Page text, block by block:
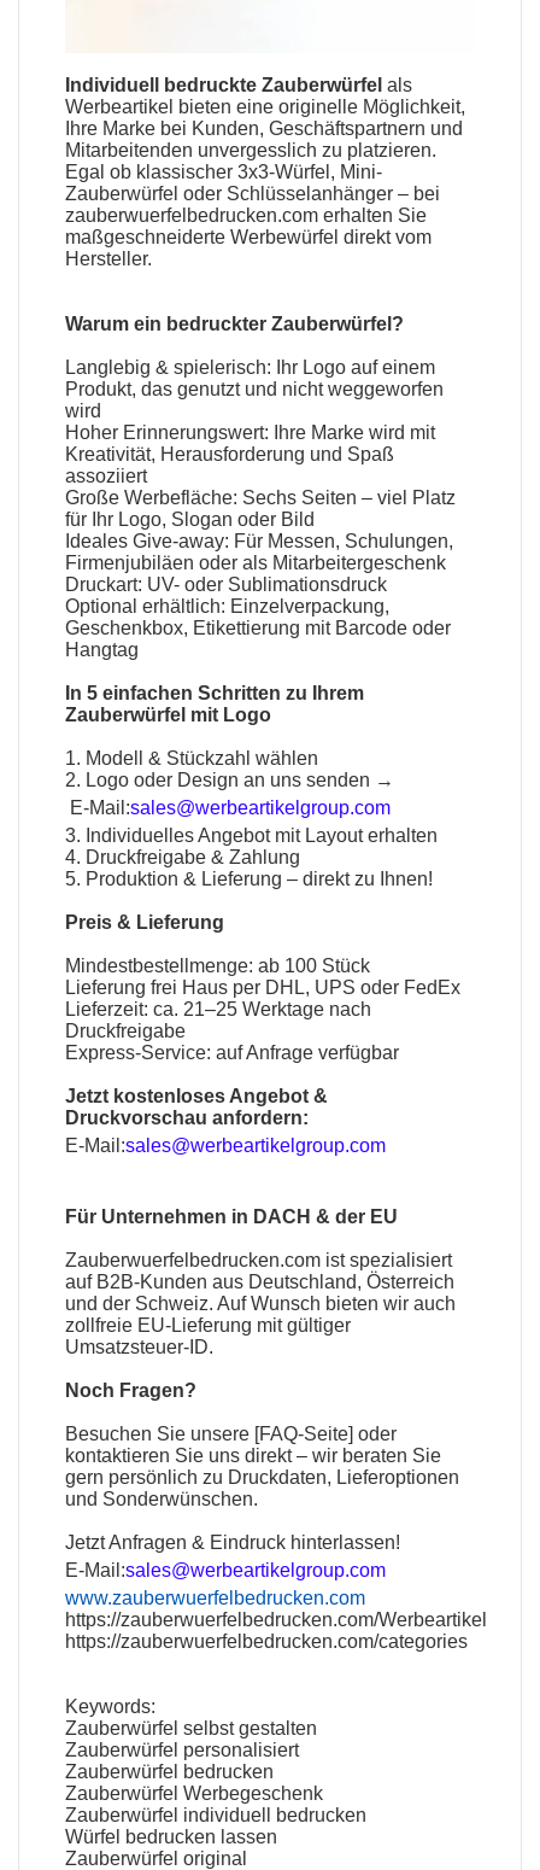
Individuell bedruckte Zauberwürfel als
Werbeartikel bieten eine originelle Möglichkeit,
Ihre Marke bei Kunden, Geschäftspartnern und
Mitarbeitenden unvergesslich zu platzieren.
Egal ob klassischer 3x3-Würfel, Mini-
Zauberwürfel oder Schlüsselanhänger – bei
zauberwuerfelbedrucken.com erhalten Sie
maßgeschneiderte Werbewürfel direkt vom
Hersteller.
Warum ein bedruckter Zauberwürfel ?
Langlebig & spielerisch: Ihr Logo auf einem
Produkt, das genutzt und nicht weggeworfen
wird
Hoher Erinnerungswert: Ihre Marke wird mit
Kreativität, Herausforderung und Spaß
assoziiert
Große Werbefläche: Sechs Seiten – viel Platz
für Ihr Logo, Slogan oder Bild
Ideales Give-away: Für Messen, Schulungen,
Firmenjubiläen oder als Mitarbeitergeschenk
Druckart: UV- oder Sublimationsdruck
Optional erhältlich: Einzelverpackung,
Geschenkbox, Etikettierung mit Barcode oder
Hangtag
In 5 einfachen Schritten zu Ihrem
Zauberwürfel mit Logo
1. Modell & Stückzahl wählen
2. Logo oder Design an uns senden →
E-Mail:sales@werbeartikelgroup.com
3. Individuelles Angebot mit Layout erhalten
4. Druckfreigabe & Zahlung
5. Produktion & Lieferung – direkt zu Ihnen!
Preis & Lieferung
Mindestbestellmenge: ab 100 Stück
Lieferung frei Haus per DHL, UPS oder FedEx
Lieferzeit: ca. 21–25 Werktage nach
Druckfreigabe
Express-Service: auf Anfrage verfügbar
Jetzt kostenloses Angebot &
Druckvorschau anfordern:
E-Mail:sales@werbeartikelgroup.com
Für Unternehmen in DACH & der EU
Zauberwuerfelbedrucken.com ist spezialisiert
auf B2B-Kunden aus Deutschland, Österreich
und der Schweiz. Auf Wunsch bieten wir auch
zollfreie EU-Lieferung mit gültiger
Umsatzsteuer-ID.
Noch Fragen?
Besuchen Sie unsere [FAQ-Seite] oder
kontaktieren Sie uns direkt – wir beraten Sie
gern persönlich zu Druckdaten, Lieferoptionen
und Sonderwünschen.
Jetzt Anfragen & Eindruck hinterlassen!
E-Mail:sales@werbeartikelgroup.com
www.zauberwuerfelbedrucken.com
https://zauberwuerfelbedrucken.com/Werbeartikel
https://zauberwuerfelbedrucken.com/categories
Keywords:
Zauberwürfel selbst gestalten
Zauberwürfel personalisiert
Zauberwürfel bedrucken
Zauberwürfel Werbegeschenk
Zauberwürfel individuell bedrucken
Würfel bedrucken lassen
Zauberwürfel original